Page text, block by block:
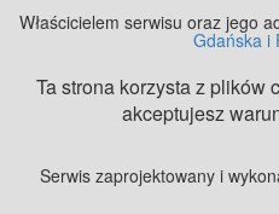
Właścicielem serwisu oraz jego
Gdańska i
Ta strona korzysta z plików
akceptujesz
Serwis zaprojektowany i